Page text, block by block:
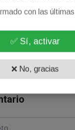
¡Sin
el primero en
con las
✅ Sí, activar
❌ No, gracias